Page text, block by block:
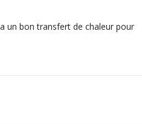
un bon transfert de chaleur pour